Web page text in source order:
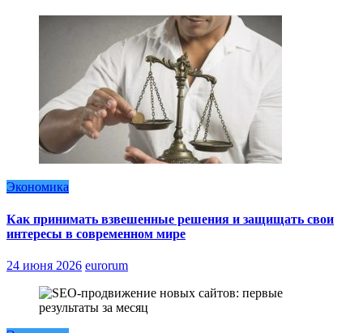
Экономика
Как принимать взвешенные решения и защищать свои
интересы в современном мире
24 июня 2026 eurorum